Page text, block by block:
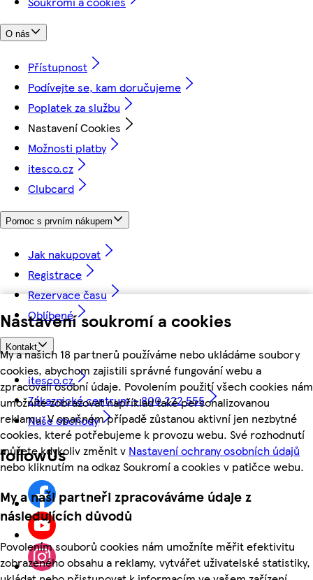
Nastavení soukromí a cookies
My a našich 18 partnerů používáme nebo ukládáme soubory
cookies, abychom zajistili správné fungování webu a
zpracovali osobní údaje. Povolením použití všech cookies nám
umožníte zobrazovat například také personalizovanou
reklamu. V opačném případě zůstanou aktivní jen nezbytné
cookies, které potřebujeme k provozu webu. Své rozhodnutí
můžete kdykoliv změnit v Nastavení ochrany osobních údajů
nebo kliknutím na odkaz Soukromí a cookies v patičce webu.
My a naši partneři zpracováváme údaje z
následujících důvodů
Povolením souborů cookies nám umožníte měřit efektivitu
zobrazeného obsahu a reklamy, vytvářet uživatelské statistiky,
O nás
Přístupnost
Podívejte se, kam doručujeme
Poplatek za službu
Nastavení Cookies
Možnosti platby
itesco.cz
Clubcard
Pomoc s prvním nákupem
Jak nakupovat
Registrace
Rezervace času
Oblíbené
Kontakt
itesco.cz
Zákaznické centrum - 800 222 555
Naše obchody
followUs